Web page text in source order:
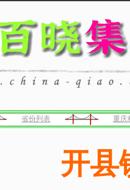
省份列表 重庆
开县